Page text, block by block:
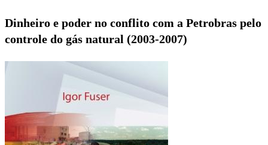
Dinheiro e poder no conflito com a Petrobras pelo
controle do gás natural (2003-2007)